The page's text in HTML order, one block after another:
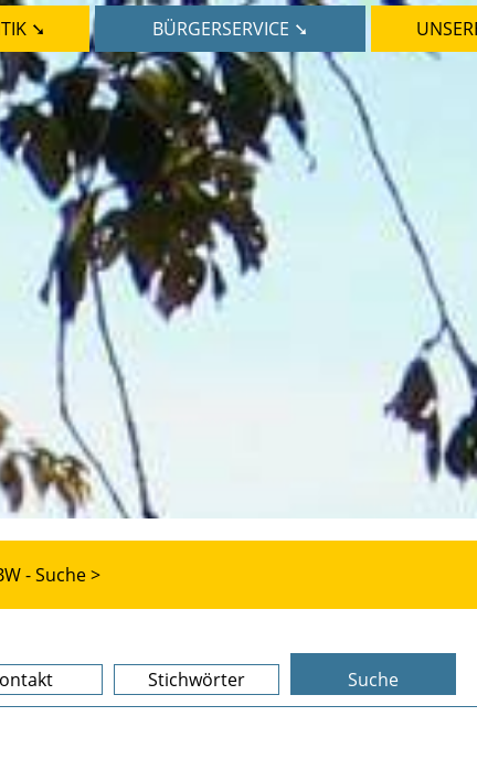
➘ BÜRGERSERVICE ➘
- Suche >
Stichwörter Suche